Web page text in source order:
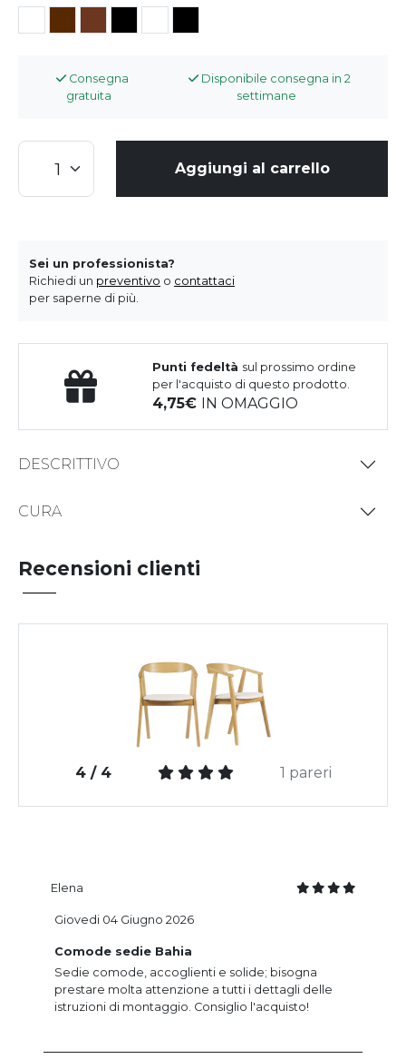
Consegna
gratuita
Disponibile consegna in 2
settimane
Aggiungi al carrello
Sei un professionista?
Richiedi un preventivo o contattaci
per saperne di più.
Punti fedeltà sul prossimo ordine
per l'acquisto di questo prodotto.
4,75 IN OMAGGIO
DESCRITTIVO
CURA
Recensioni clienti
4 / 4 1 pareri
Elena
Comode sedie Bahia
Sedie comode, accoglienti e solide; bisogna
prestare molta attenzione a tutti i dettagli delle
istruzioni di montaggio. Consiglio l'acquisto!
Giovedi 04 Giugno 2026